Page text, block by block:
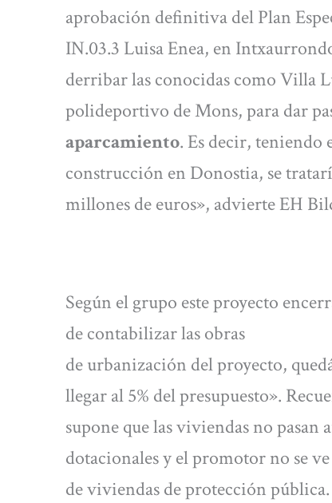
aprobación definitiva del Plan
IN.03.3 Luisa Enea, en
derribar las conocidas como Villa
polideportivo de Mons, para dar
aparcamiento. Es decir, teniendo
construcción en Donostia, se
millones de euros», advierte EH
Según el grupo este proyecto
de contabilizar las obras
de urbanización del proyecto,
llegar al 5% del presupuesto».
supone que las viviendas no
dotacionales y el promotor no se
de viviendas de protección pública.